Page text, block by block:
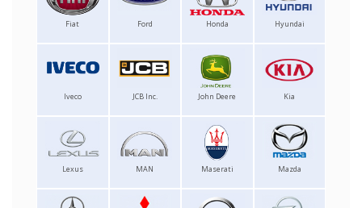
Fiat Ford Honda Hyundai
Iveco JCB Inc. John Deere Kia
Lexus MAN Maserati Mazda